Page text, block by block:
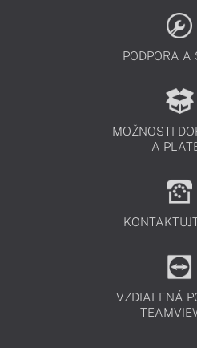
PODPORA A
MOŽNOSTI
A
VZDIALENÁ